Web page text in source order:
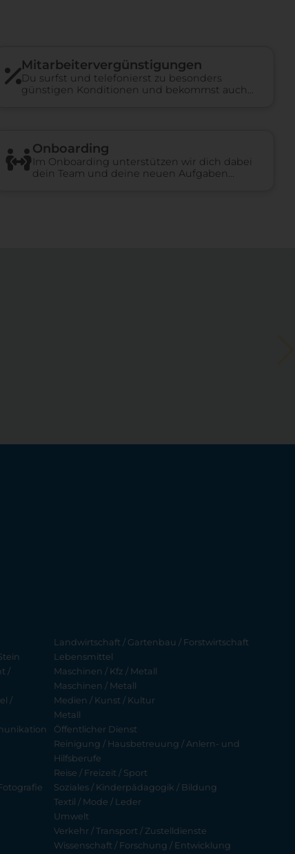
Mitarbeiter­vergünstigungen
Du surfst und telefonierst zu besonders
günstigen Konditionen und bekommst auch
Onboarding
Im Onboarding unterstützen wir dich dabei
dein Team und deine neuen Aufgaben
/
/
Landwirtschaft / Gartenbau / Forstwirtschaft
Lebensmittel
Maschinen / Kfz / Metall
Maschinen / Metall
Medien / Kunst / Kultur
Metall
Öffentlicher Dienst
Reinigung / Hausbetreuung / Anlern- und
Hilfsberufe
Reise / Freizeit / Sport
Soziales / Kinderpädagogik / Bildung
Textil / Mode / Leder
Umwelt
Verkehr / Transport / Zustelldienste
Wissenschaft / Forschung / Entwicklung